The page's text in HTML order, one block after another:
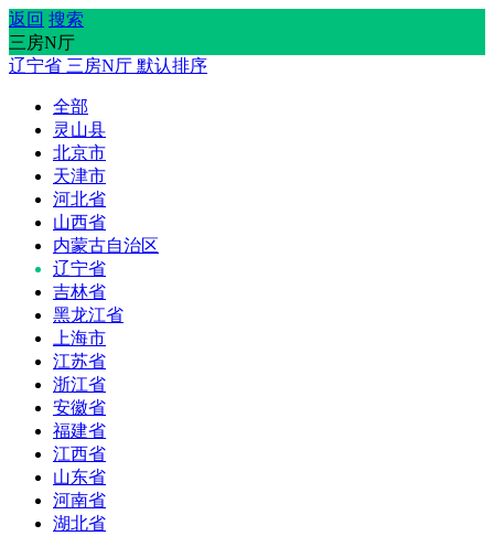
返回 搜索
三房N厅
辽宁省 三房N厅 默认排序
全部
灵山县
北京市
天津市
河北省
山西省
内蒙古自治区
辽宁省
吉林省
黑龙江省
上海市
江苏省
浙江省
安徽省
福建省
江西省
山东省
河南省
湖北省